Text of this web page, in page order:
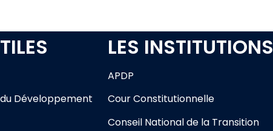
Développement
LES INSTITUTIONS
APDP
Cour Constitutionnelle
Conseil National de la Transition